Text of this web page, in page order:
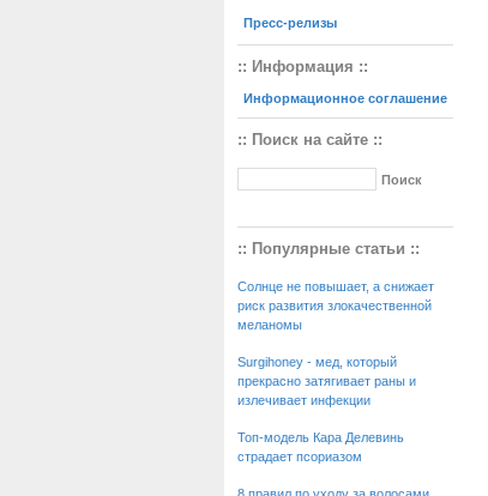
Пресс-релизы
:: Информация ::
Информационное соглашение
:: Поиск на сайте ::
:: Популярные статьи ::
Солнце не повышает, а снижает
риск развития злокачественной
меланомы
Surgihoney - мед, который
прекрасно затягивает раны и
излечивает инфекции
Топ-модель Кара Делевинь
страдает псориазом